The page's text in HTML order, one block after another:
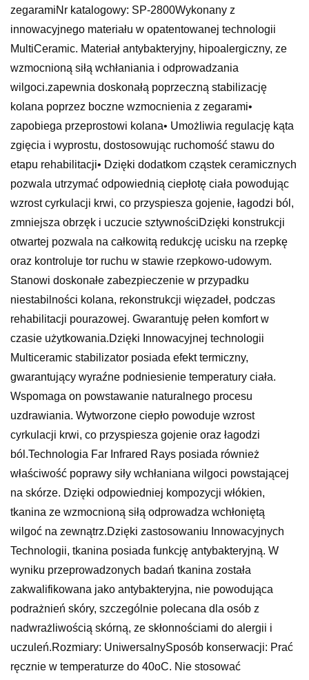
zegaramiNr katalogowy: SP-2800Wykonany z
innowacyjnego materiału w opatentowanej technologii
MultiCeramic. Materiał antybakteryjny, hipoalergiczny, ze
wzmocnioną siłą wchłaniania i odprowadzania
wilgoci.zapewnia doskonałą poprzeczną stabilizację
kolana poprzez boczne wzmocnienia z zegarami•
zapobiega przeprostowi kolana• Umożliwia regulację kąta
zgięcia i wyprostu, dostosowując ruchomość stawu do
etapu rehabilitacji• Dzięki dodatkom cząstek ceramicznych
pozwala utrzymać odpowiednią ciepłotę ciała powodując
wzrost cyrkulacji krwi, co przyspiesza gojenie, łagodzi ból,
zmniejsza obrzęk i uczucie sztywnościDzięki konstrukcji
otwartej pozwala na całkowitą redukcję ucisku na rzepkę
oraz kontroluje tor ruchu w stawie rzepkowo-udowym.
Stanowi doskonałe zabezpieczenie w przypadku
niestabilności kolana, rekonstrukcji więzadeł, podczas
rehabilitacji pourazowej. Gwarantuję pełen komfort w
czasie użytkowania.Dzięki Innowacyjnej technologii
Multiceramic stabilizator posiada efekt termiczny,
gwarantujący wyraźne podniesienie temperatury ciała.
Wspomaga on powstawanie naturalnego procesu
uzdrawiania. Wytworzone ciepło powoduje wzrost
cyrkulacji krwi, co przyspiesza gojenie oraz łagodzi
ból.Technologia Far Infrared Rays posiada również
właściwość poprawy siły wchłaniana wilgoci powstającej
na skórze. Dzięki odpowiedniej kompozycji włókien,
tkanina ze wzmocnioną siłą odprowadza wchłoniętą
wilgoć na zewnątrz.Dzięki zastosowaniu Innowacyjnych
Technologii, tkanina posiada funkcję antybakteryjną. W
wyniku przeprowadzonych badań tkanina została
zakwalifikowana jako antybakteryjna, nie powodująca
podrażnień skóry, szczególnie polecana dla osób z
nadwrażliwością skórną, ze skłonnościami do alergii i
uczuleń.Rozmiary: UniwersalnySposób konserwacji: Prać
ręcznie w temperaturze do 40oC. Nie stosować